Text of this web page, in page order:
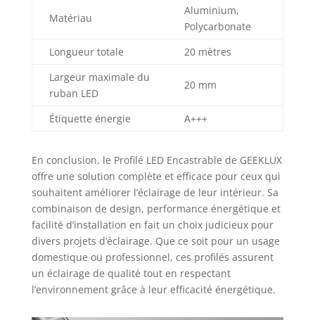
lumière douce et
homogène,
éliminant
l'éblouissement et
atmosphère
génère un effet
et le rail LED
encastrable
s’intègre
parfaitement au
plafond, créant
des effets de
lumière et d'ombre
sur les murs et au
plafond, mettant
en valeur la
Matériau
Aluminium,
Polycarbonate
Longueur totale
20 mètres
Largeur maximale du
ruban LED
20 mm
Étiquette énergie A+++
En conclusion, le Profilé LED Encastrable de GEEKLUX
offre une solution complète et efficace pour ceux qui
souhaitent améliorer l’éclairage de leur intérieur. Sa
combinaison de design, performance énergétique et
facilité d’installation en fait un choix judicieux pour
divers projets d’éclairage. Que ce soit pour un usage
domestique ou professionnel, ces profilés assurent
un éclairage de qualité tout en respectant
l’environnement grâce à leur efficacité énergétique.